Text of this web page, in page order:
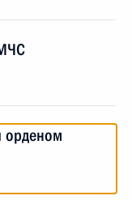
орденом